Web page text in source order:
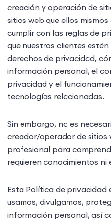
creación y operación de
sitios web que ellos
cumplir con las reglas de
que nuestros clientes
derechos de privacidad,
información personal, el
privacidad y el
tecnologías relacionadas.
Sin embargo, no es
creador/operador de sitios
profesional para
requieren conocimientos ni
Esta Política de privacidad
usamos, divulgamos,
información personal, así